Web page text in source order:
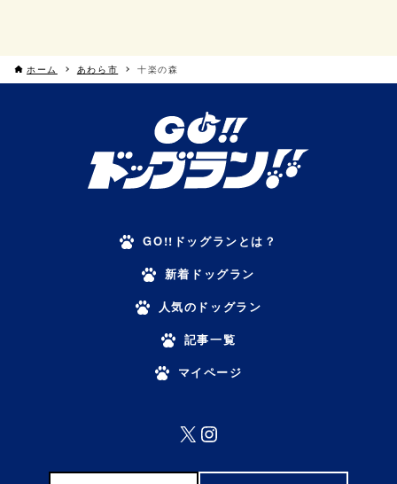
ホーム あわら市 十楽の森
GO!!ドッグランとは？
新着ドッグラン
人気のドッグラン
記事一覧
マイページ
X Instagram